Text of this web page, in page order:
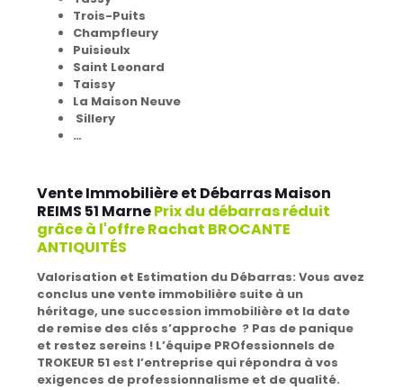
Trois-Puits
Champfleury
Puisieulx
Saint Leonard
Taissy
La Maison Neuve
Sillery
…
Vente Immobilière et Débarras Maison
REIMS 51 MarnePrix du débarras réduit
grâce à l'offre Rachat BROCANTE
ANTIQUITÉS
Valorisation et Estimation du Débarras: Vous avez
conclus une vente immobilière suite à un
héritage, une succession immobilière et la date
de remise des clés s’approche ? Pas de panique
et restez sereins ! L’équipe PROfessionnels de
TROKEUR 51 est l’entreprise qui répondra à vos
exigences de professionnalisme et de qualité.